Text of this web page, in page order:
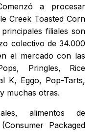
a procesar
Creek Toasted Corn
filiales son
colectivo de 34.000
el mercado con las
Pringles, Rice
K, Eggo, Pop-Tarts,
muchas otras.
alimentos de
Packaged